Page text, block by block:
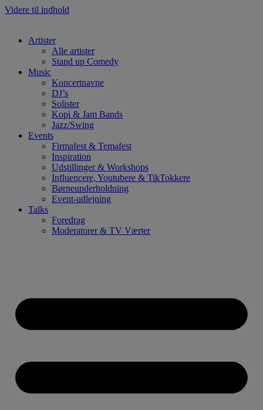
Videre til indhold
Artister
Alle artister
Stand up Comedy
Music
Koncertnavne
DJ’s
Solister
Kopi & Jam Bands
Jazz/Swing
Events
Firmafest & Temafest
Inspiration
Udstillinger & Workshops
Influencere, Youtubere & TikTokkere
Børneunderholdning
Event-udlejning
Talks
Foredrag
Moderatorer & TV Værter